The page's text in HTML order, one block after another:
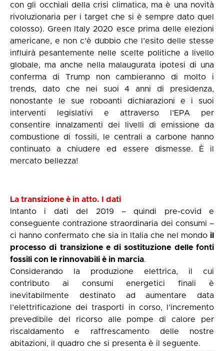
con gli occhiali della crisi climatica, ma è una novità
rivoluzionaria per i target che si è sempre dato quel
colosso). Green Italy 2020 esce prima delle elezioni
americane, e non c’è dubbio che l’esito delle stesse
influirà pesantemente nelle scelte politiche a livello
globale, ma anche nella malaugurata ipotesi di una
conferma di Trump non cambieranno di molto i
trends, dato che nei suoi 4 anni di presidenza,
nonostante le sue roboanti dichiarazioni e i suoi
interventi legislativi e attraverso l’EPA per
consentire innalzamenti dei livelli di emissione da
combustione di fossili, le centrali a carbone hanno
continuato a chiudere ed essere dismesse. È il
mercato bellezza!
La transizione è in atto. I dati
Intanto i dati del 2019 – quindi pre-covid e
conseguente contrazione straordinaria dei consumi –
ci hanno confermato che sia in Italia che nel mondo il
processo di transizione e di sostituzione delle fonti
fossili con le rinnovabili è in marcia.
Considerando la produzione elettrica, il cui
contributo ai consumi energetici finali è
inevitabilmente destinato ad aumentare data
l’elettrificazione dei trasporti in corso, l’incremento
prevedibile del ricorso alle pompe di calore per
riscaldamento e raffrescamento delle nostre
abitazioni, il quadro che si presenta è il seguente.